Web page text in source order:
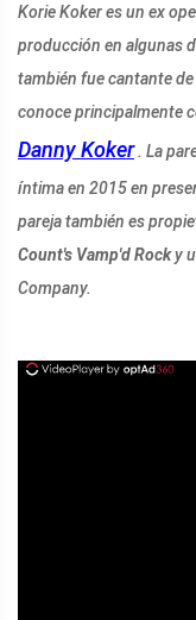
Korie Koker es un ex
producción en algunas
también fue cantante
conoce principalmente
Danny Koker. La
íntima en 2015 en
pareja también es
Count's Vamp'd Rocky
Company.